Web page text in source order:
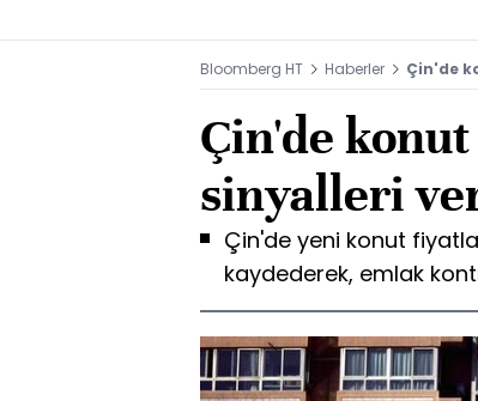
Bloomberg HT Haberler Çin'de
Çin'de
sinyalleri
Çin'de yeni konut
kaydederek, emlak